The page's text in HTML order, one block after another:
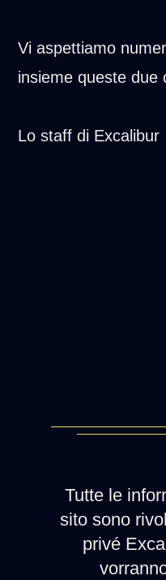
Vi aspettiamo
insieme queste due
Lo staff di Excalibur
Tutte le
sito sono
privé